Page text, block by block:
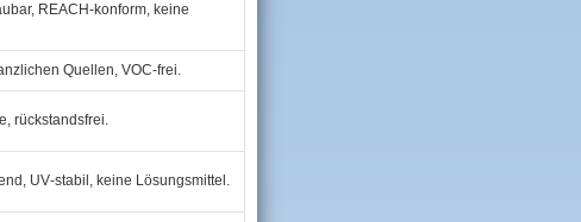
REACH‑konform, keine
Quellen, VOC‑frei.
rückstandsfrei.
UV‑stabil, keine Lösungsmittel.